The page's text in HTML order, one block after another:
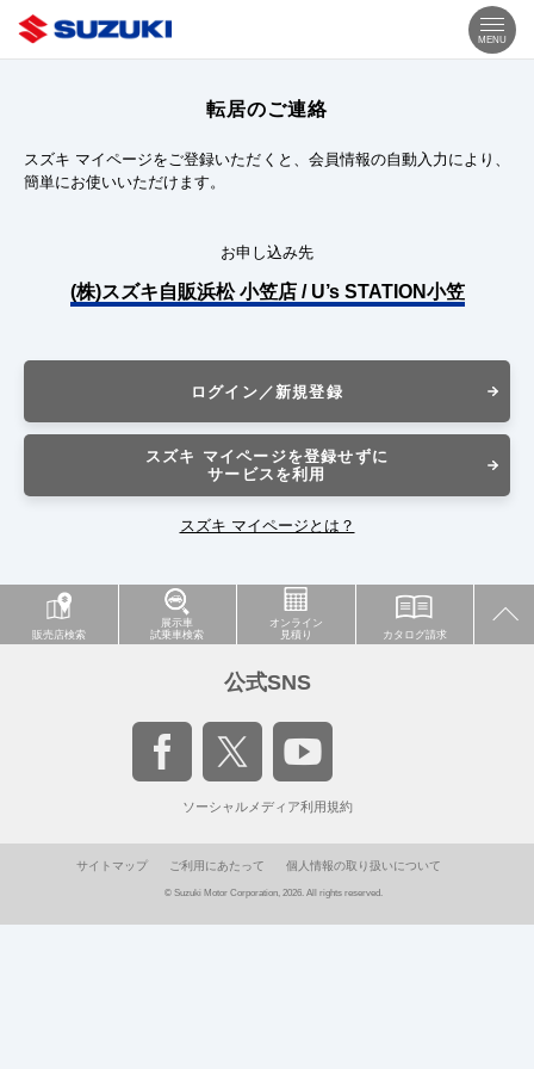
MENU
転居のご連絡
スズキ マイページをご登録いただくと、会員情報の自動入力により、
簡単にお使いいただけます。
お申し込み先
(株)スズキ自販浜松 小笠店 / U’s STATION小笠
ログイン／新規登録
スズキ マイページを登録せずに
サービスを利用
スズキ マイページとは？
販売店検索
展示車
試乗車検索
オンライン
見積り
カタログ請求
公式SNS
ソーシャルメディア利用規約
サイトマップ ご利用にあたって 個人情報の取り扱いについて
© Suzuki Motor Corporation, 2026. All rights reserved.